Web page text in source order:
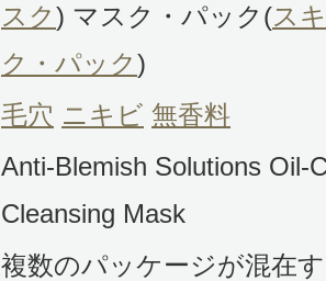
スク) マスク・パック(ス
ク・パック)
毛穴 ニキビ 無香料
Anti-Blemish Solutions Oil-
Cleansing Mask
複数のパッケージが混在